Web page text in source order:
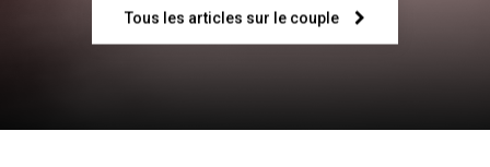
Tous les articles sur le couple